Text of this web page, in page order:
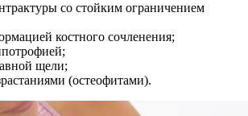
со стойким ограничением
костного сочленения;
щели;
(остеофитами).